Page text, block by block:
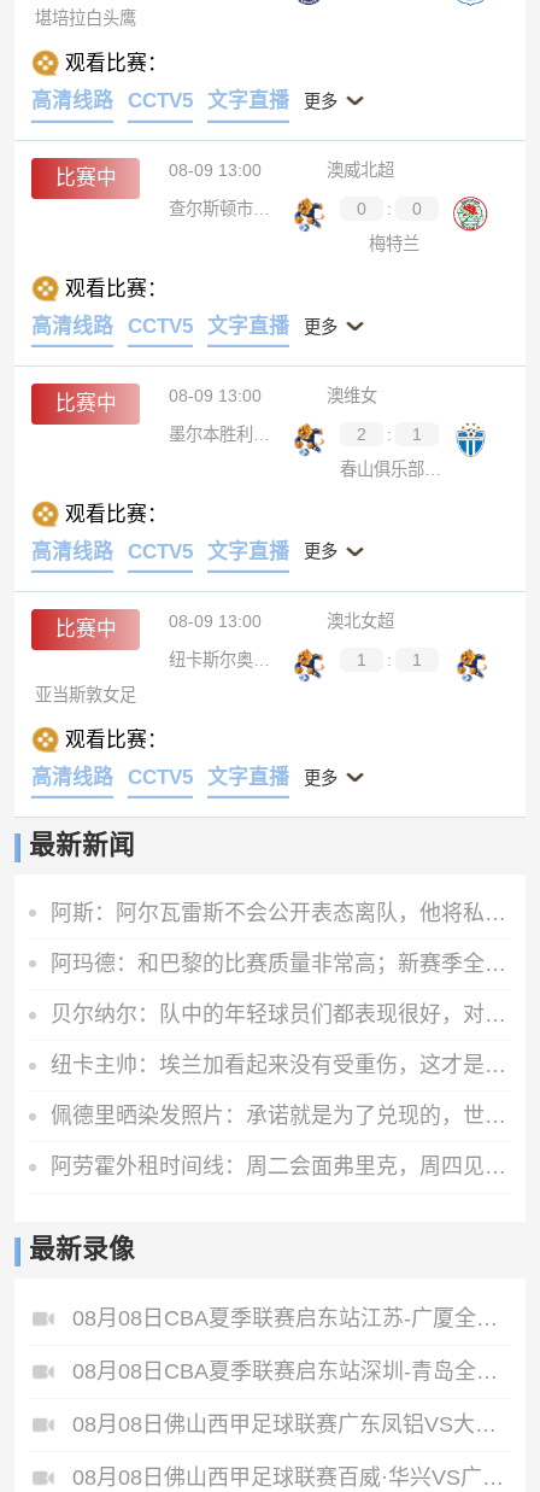
堪培拉白头鹰
观看比赛：
高清线路
CCTV5 文字直播 更多
比赛中 08-09 13:00
澳威北超
查尔斯顿市布鲁斯
0 :
0
梅特兰
观看比赛：
高清线路
CCTV5 文字直播 更多
比赛中 08-09 13:00
澳维女
墨尔本胜利青年女足
2 :
1
春山俱乐部女足
观看比赛：
高清线路
CCTV5 文字直播 更多
比赛中 08-09 13:00
澳北女超
纽卡斯尔奥林女足
1 :
1
亚当斯敦女足
观看比赛：
高清线路
CCTV5 文字直播 更多
最新新闻
阿斯：阿尔瓦雷斯不会公开表态离队，他将私下与西蒙尼和马竞沟通
阿玛德：和巴黎的比赛质量非常高；新赛季全队都渴望能够斩获佳绩
贝尔纳尔：队中的年轻球员们都表现很好，对所有人来说都是个惊喜
纽卡主帅：埃兰加看起来没有受重伤，这才是今晚最重要的
佩德里晒染发照片：承诺就是为了兑现的，世界杯冠军=金发佩德里
阿劳霍外租时间线：周二会面弗里克，周四见利物浦，周五晚间敲定
最新录像
08月08日CBA夏季联赛启东站江苏-广厦全场录像
08月08日CBA夏季联赛启东站深圳-青岛全场录像
08月08日佛山西甲足球联赛广东凤铝VS大塘控股全场录像
08月08日佛山西甲足球联赛百威·华兴VS广州苏雅蔚雨堂全场录像